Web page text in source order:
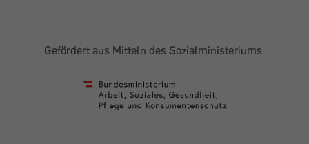
Gefördert aus Mitteln des Sozialministeriums